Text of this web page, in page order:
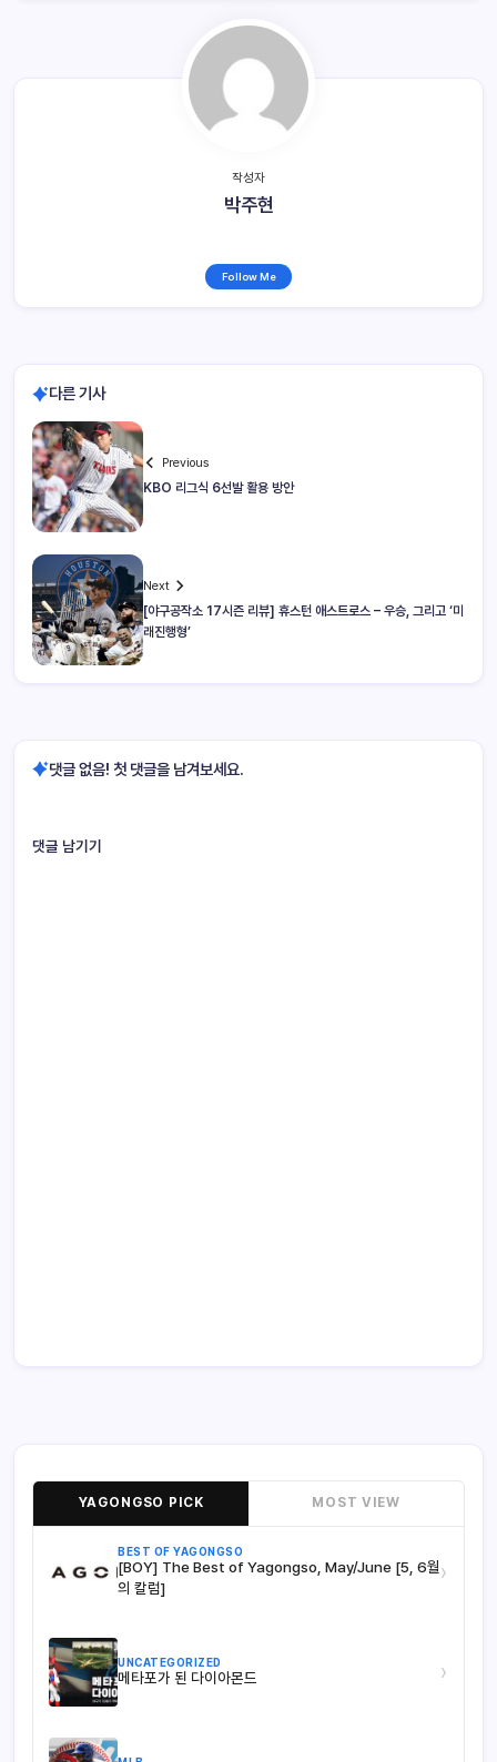
작성자
박주현
Follow Me
다른 기사
Previous
KBO 리그식 6선발 활용 방안
Next
[야구공작소 17시즌 리뷰] 휴스턴 애스트로스 – 우승, 그리고 ‘미
래진행형’
댓글 없음! 첫 댓글을 남겨보세요.
댓글 남기기
YAGONGSO PICK MOST VIEW
BEST OF YAGONGSO
[BOY] The Best of Yagongso, May/June [5, 6월
의 칼럼]
›
UNCATEGORIZED
메타포가 된 다이아몬드 ›